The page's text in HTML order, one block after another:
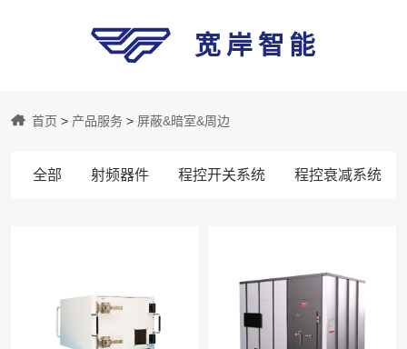
宽岸智能
能
首页 > 产品服务 > 屏蔽&暗室&周边
全部 射频器件 程控开关系统 程控衰减系统